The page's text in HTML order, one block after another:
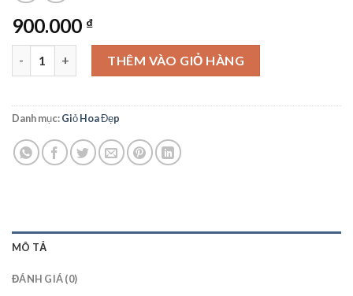
900.000 ₫
Giỏ Hoa Sang Trọng – GH12 số lượng
THÊM VÀO GIỎ HÀNG
Danh mục:Giỏ Hoa Đẹp
MÔ TẢ
ĐÁNH GIÁ (0)